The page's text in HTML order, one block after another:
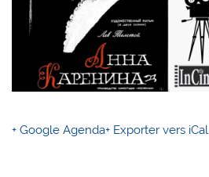
+ Google Agenda+ Exporter vers iCal